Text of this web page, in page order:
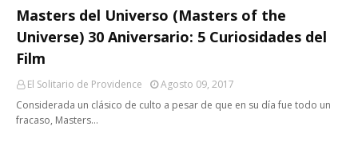
Masters del Universo (Masters of the
Universe) 30 Aniversario: 5 Curiosidades del
Film
El Solitario de Providence
Agosto 09, 2017
Considerada un clásico de culto a pesar de que en su día fue todo un
fracaso, Masters…